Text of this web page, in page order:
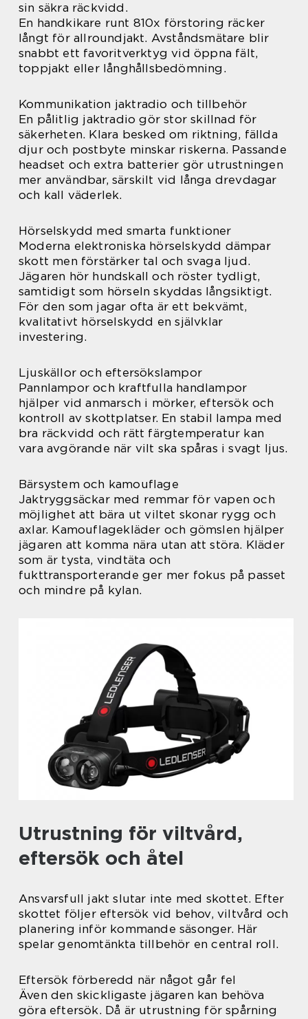
sin säkra räckvidd.
En handkikare runt 810x förstoring räcker
långt för allroundjakt. Avståndsmätare blir
snabbt ett favoritverktyg vid öppna fält,
toppjakt eller långhållsbedömning.
Kommunikation jaktradio och tillbehör
En pålitlig jaktradio gör stor skillnad för
säkerheten. Klara besked om riktning, fällda
djur och postbyte minskar riskerna. Passande
headset och extra batterier gör utrustningen
mer användbar, särskilt vid långa drevdagar
och kall väderlek.
Hörselskydd med smarta funktioner
Moderna elektroniska hörselskydd dämpar
skott men förstärker tal och svaga ljud.
Jägaren hör hundskall och röster tydligt,
samtidigt som hörseln skyddas långsiktigt.
För den som jagar ofta är ett bekvämt,
kvalitativt hörselskydd en självklar
investering.
Ljuskällor och eftersökslampor
Pannlampor och kraftfulla handlampor
hjälper vid anmarsch i mörker, eftersök och
kontroll av skottplatser. En stabil lampa med
bra räckvidd och rätt färgtemperatur kan
vara avgörande när vilt ska spåras i svagt ljus.
Bärsystem och kamouflage
Jaktryggsäckar med remmar för vapen och
möjlighet att bära ut viltet skonar rygg och
axlar. Kamouflagekläder och gömslen hjälper
jägaren att komma nära utan att störa. Kläder
som är tysta, vindtäta och
fukttransporterande ger mer fokus på passet
och mindre på kylan.
Utrustning för viltvård,
eftersök och åtel
Ansvarsfull jakt slutar inte med skottet. Efter
skottet följer eftersök vid behov, viltvård och
planering inför kommande säsonger. Här
spelar genomtänkta tillbehör en central roll.
Eftersök förberedd när något går fel
Även den skickligaste jägaren kan behöva
göra eftersök. Då är utrustning för spårning